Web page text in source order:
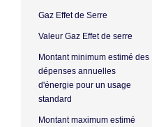
Gaz Effet de Serre
Valeur Gaz Effet de serre
Montant minimum estimé des
dépenses annuelles
d'énergie pour un usage
standard
Montant maximum estimé